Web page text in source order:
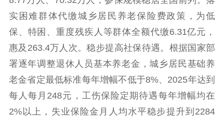
实困难群体代缴城乡居民养老保险费政策，为低
保、特困、重度残疾人等群体全额代缴6.31亿元，
惠及263.4万人次。稳步提高社保待遇。根据国家部
署逐年调整退休人员基本养老金，城乡居民基础养
老金省定最低标准每年增幅不低于8%、2025年达到
每人每月248元，工伤保险定期待遇每年增幅均在
2%以上，失业保险金月人均水平稳步提升到2284